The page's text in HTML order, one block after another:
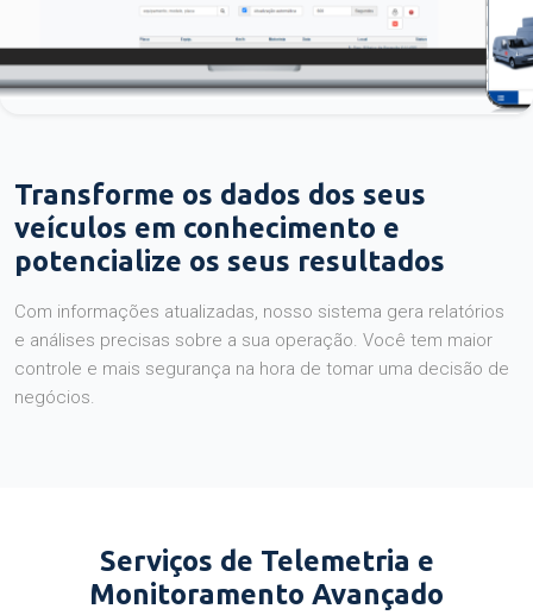
Transforme os dados dos seus
veículos em conhecimento e
potencialize os seus resultados
Com informações atualizadas, nosso sistema gera relatórios
e análises precisas sobre a sua operação. Você tem maior
controle e mais segurança na hora de tomar uma decisão de
negócios.
Serviços de Telemetria e
Monitoramento Avançado